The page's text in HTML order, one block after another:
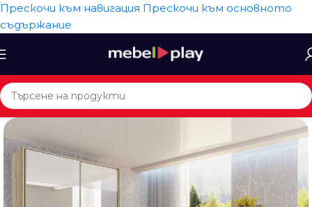
Прескочи към навигация Прескочи към основното
съдържание